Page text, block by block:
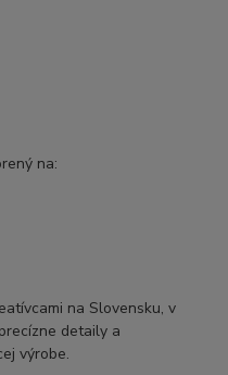
na:
na Slovensku, v
detaily a
výrobe.